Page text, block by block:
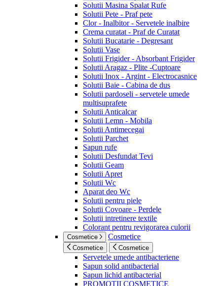
Solutii Masina Spalat Rufe
Solutii Pete - Praf pete
Clor - Inalbitor - Servetele inalbire
Crema curatat - Praf de Curatat
Solutii Bucatarie - Degresant
Solutii Vase
Solutii Frigider - Absorbant Frigider
Solutii Aragaz - Plite -Cuptoare
Solutii Inox - Argint - Electrocasnice
Solutii Baie - Cabina de dus
Solutii pardoseli - servetele umede
multisuprafete
Solutii Anticalcar
Solutii Lemn - Mobila
Solutii Antimecegai
Solutii Parchet
Sapun rufe
Solutii Desfundat Tevi
Solutii Geam
Solutii Apret
Solutii Wc
Aparat deo Wc
Solutii pentru piele
Solutii Covoare - Perdele
Solutii intretinere textile
Colorant pentru revigorarea culorii
Cosmetice Cosmetice
Cosmetice Cosmetice
Servetele umede antibacteriene
Sapun solid antibacterial
Sapun lichid antibacterial
PROMOTII COSMETICE